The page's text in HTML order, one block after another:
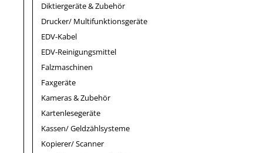
Diktiergeräte & Zubehör
Drucker/ Multifunktionsgeräte
EDV-Kabel
EDV-Reinigungsmittel
Falzmaschinen
Faxgeräte
Kameras & Zubehör
Kartenlesegeräte
Kassen/ Geldzählsysteme
Kopierer/ Scanner